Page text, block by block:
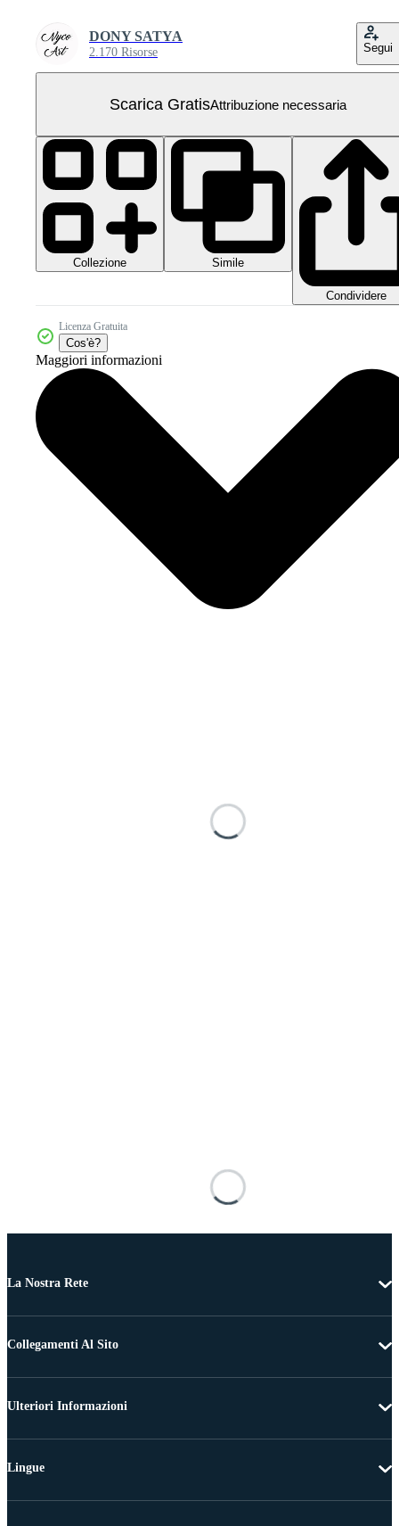
DONY SATYA
2.170 Risorse Segui
Scarica GratisAttribuzione necessaria
Collezione Simile
Condividere
Licenza Gratuita
Cos'è?
Maggiori informazioni
La Nostra Rete
Collegamenti Al Sito
Ulteriori Informazioni
Lingue